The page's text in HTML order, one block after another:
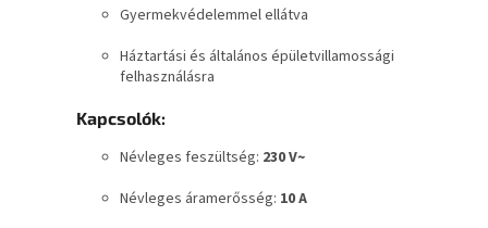
Gyermekvédelemmel ellátva
Háztartási és általános épületvillamossági
felhasználásra
Kapcsolók:
Névleges feszültség: 230 V~
Névleges áramerősség: 10 A